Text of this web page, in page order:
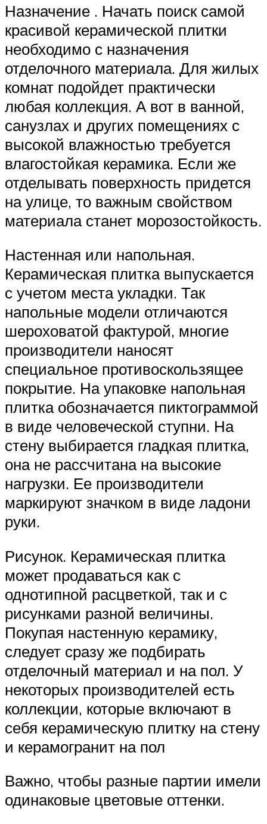
Назначение . Начать поиск самой
красивой керамической плитки
необходимо с назначения
отделочного материала. Для жилых
комнат подойдет практически
любая коллекция. А вот в ванной,
санузлах и других помещениях с
высокой влажностью требуется
влагостойкая керамика. Если же
отделывать поверхность придется
на улице, то важным свойством
материала станет морозостойкость.
Настенная или напольная.
Керамическая плитка выпускается
с учетом места укладки. Так
напольные модели отличаются
шероховатой фактурой, многие
производители наносят
специальное противоскользящее
покрытие. На упаковке напольная
плитка обозначается пиктограммой
в виде человеческой ступни. На
стену выбирается гладкая плитка,
она не рассчитана на высокие
нагрузки. Ее производители
маркируют значком в виде ладони
руки.
Рисунок. Керамическая плитка
может продаваться как с
однотипной расцветкой, так и с
рисунками разной величины.
Покупая настенную керамику,
следует сразу же подбирать
отделочный материал и на пол. У
некоторых производителей есть
коллекции, которые включают в
себя керамическую плитку на стену
и керамогранит на пол
Важно, чтобы разные партии имели
одинаковые цветовые оттенки.